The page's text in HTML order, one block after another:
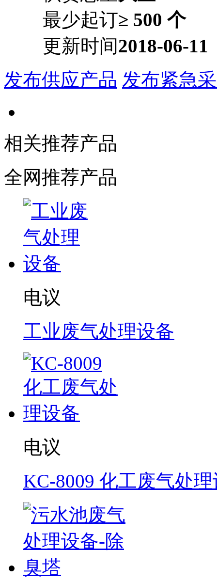
最少起订≥ 500 个
更新时间2018-06-11
发布供应产品 发布紧急
相关推荐产品
全网推荐产品
电议
工业废气处理设备
电议
KC-8009 化工废气处